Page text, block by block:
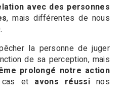
avec des personnes
, mais différentes de nous
la personne de juger
de sa perception, mais
prolongé notre action
et avons réussinos